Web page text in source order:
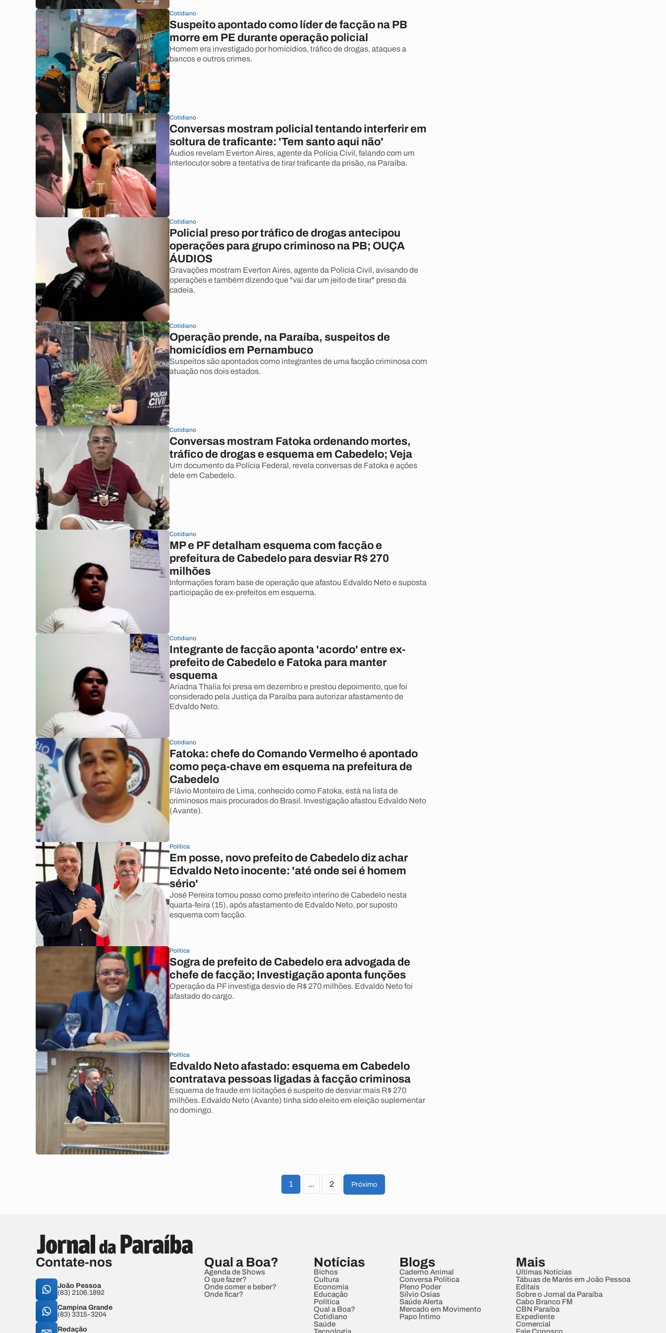
Cotidiano
Suspeito apontado como líder de facção na PB
morre em PE durante operação policial
Homem era investigado por homicídios, tráfico de drogas, ataques a
bancos e outros crimes.
Cotidiano
Conversas mostram policial tentando interferir em
soltura de traficante: 'Tem santo aqui não'
Áudios revelam Everton Aires, agente da Polícia Civil, falando com um
interlocutor sobre a tentativa de tirar traficante da prisão, na Paraíba.
Cotidiano
Policial preso por tráfico de drogas antecipou
operações para grupo criminoso na PB; OUÇA
ÁUDIOS
Gravações mostram Everton Aires, agente da Polícia Civil, avisando de
operações e também dizendo que "vai dar um jeito de tirar" preso da
cadeia.
Cotidiano
Operação prende, na Paraíba, suspeitos de
homicídios em Pernambuco
Suspeitos são apontados como integrantes de uma facção criminosa com
atuação nos dois estados.
Cotidiano
Conversas mostram Fatoka ordenando mortes,
tráfico de drogas e esquema em Cabedelo; Veja
Um documento da Polícia Federal, revela conversas de Fatoka e ações
dele em Cabedelo.
Cotidiano
MP e PF detalham esquema com facção e
prefeitura de Cabedelo para desviar R$ 270
milhões
Informações foram base de operação que afastou Edvaldo Neto e suposta
participação de ex-prefeitos em esquema.
Cotidiano
Integrante de facção aponta 'acordo' entre ex-
prefeito de Cabedelo e Fatoka para manter
esquema
Ariadna Thalia foi presa em dezembro e prestou depoimento, que foi
considerado pela Justiça da Paraíba para autorizar afastamento de
Edvaldo Neto.
Cotidiano
Fatoka: chefe do Comando Vermelho é apontado
como peça-chave em esquema na prefeitura de
Cabedelo
Flávio Monteiro de Lima, conhecido como Fatoka, está na lista de
criminosos mais procurados do Brasil. Investigação afastou Edvaldo Neto
(Avante).
Política
Em posse, novo prefeito de Cabedelo diz achar
Edvaldo Neto inocente: 'até onde sei é homem
sério'
José Pereira tomou posso como prefeito interino de Cabedelo nesta
quarta-feira (15), após afastamento de Edvaldo Neto, por suposto
esquema com facção.
Política
Sogra de prefeito de Cabedelo era advogada de
chefe de facção; Investigação aponta funções
Operação da PF investiga desvio de R$ 270 milhões. Edvaldo Neto foi
afastado do cargo.
Política
Edvaldo Neto afastado: esquema em Cabedelo
contratava pessoas ligadas à facção criminosa
Esquema de fraude em licitações é suspeito de desviar mais R$ 270
milhões. Edvaldo Neto (Avante) tinha sido eleito em eleição suplementar
no domingo.
1 ... 2 Próximo
Contate-nos
João Pessoa
(83) 2106.1892
Campina Grande
(83) 3315-3204
Redação
Qual a Boa?
Agenda de Shows
O que fazer?
Onde comer e beber?
Onde ficar?
Notícias
Bichos
Cultura
Economia
Educação
Política
Qual a Boa?
Cotidiano
Saúde
Blogs
Caderno Animal
Conversa Política
Pleno Poder
Sílvio Osias
Saúde Alerta
Mercado em Movimento
Papo Íntimo
Mais
Últimas Notícias
Tábuas de Marés em João Pessoa
Editais
Sobre o Jornal da Paraíba
Cabo Branco FM
CBN Paraíba
Expediente
Comercial